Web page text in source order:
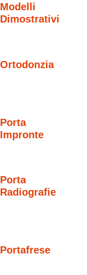
Modelli
Dimostrativi
Ortodonzia
Porta
Impronte
Porta
Radiografie
Portafrese